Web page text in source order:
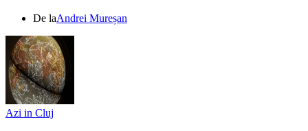
De laAndrei Mureșan
Azi in Cluj